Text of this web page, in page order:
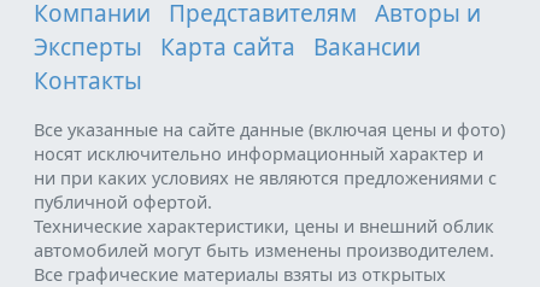
Компании Представителям
Авторы и
Эксперты
Карта сайта
Вакансии
Контакты
Все указанные на сайте данные (включая цены и фото)
носят исключительно информационный характер и
ни при каких условиях не являются предложениями с
публичной офертой.
Технические характеристики, цены и внешний облик
автомобилей могут быть изменены производителем.
Все графические материалы взяты из открытых